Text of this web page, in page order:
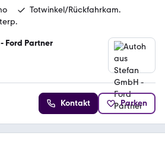
Totwinkel/Rückfahrkam.
Ford Partner
Kontakt Parken